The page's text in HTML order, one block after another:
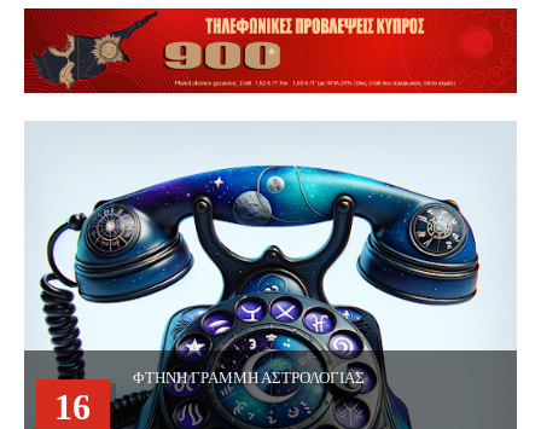
Τηλεφωνικές προβλέψεις Astra Agapi - Για Όλα Όσα σας
Απασχολούν
01